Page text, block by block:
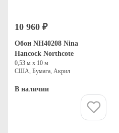
10 960 ₽
Обои NH40208 Nina
Hancock Northcote
0,53 м х 10 м
США, Бумага, Акрил
В наличии